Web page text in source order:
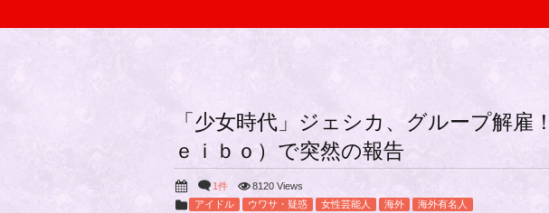
「少女時代」ジェシカ、グループ解雇
ｅｉｂｏ）で突然の報告
1件 8120 Views
アイドル
ウワサ・疑惑 女性芸能人 海外 海外有名人